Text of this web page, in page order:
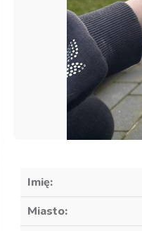
Imię:
Miasto: